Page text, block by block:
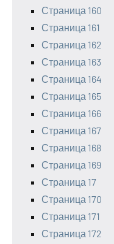
Страница 160
Страница 161
Страница 162
Страница 163
Страница 164
Страница 165
Страница 166
Страница 167
Страница 168
Страница 169
Страница 17
Страница 170
Страница 171
Страница 172